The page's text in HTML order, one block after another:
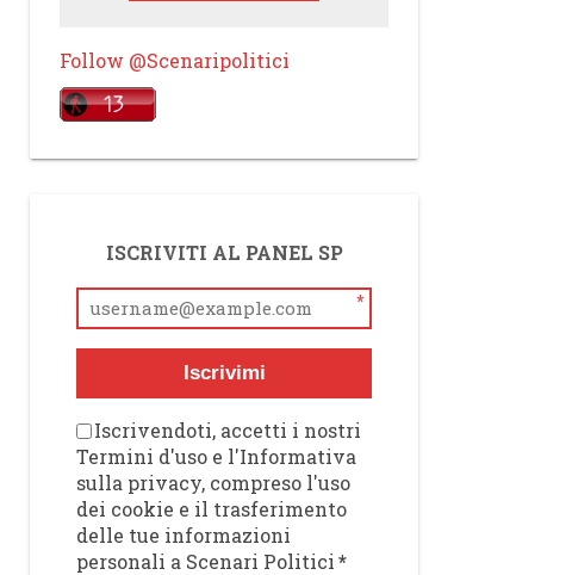
Follow @Scenaripolitici
ISCRIVITI AL PANEL SP
*
Iscrivimi
Iscrivendoti, accetti i nostri
Termini d'uso e l'Informativa
sulla privacy, compreso l'uso
dei cookie e il trasferimento
delle tue informazioni
personali a Scenari Politici *